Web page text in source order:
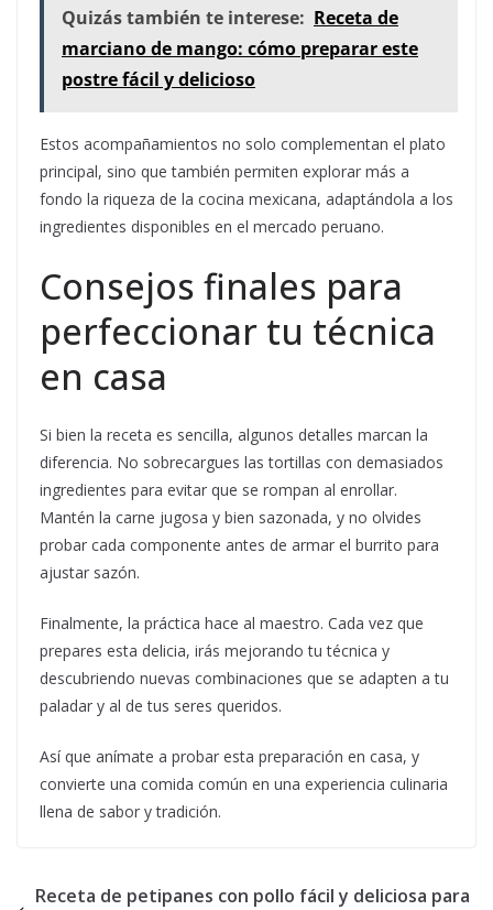
Quizás también te interese: Receta de
marciano de mango: cómo preparar este
postre fácil y delicioso
Estos acompañamientos no solo complementan el plato
principal, sino que también permiten explorar más a
fondo la riqueza de la cocina mexicana, adaptándola a los
ingredientes disponibles en el mercado peruano.
Consejos finales para
perfeccionar tu técnica
en casa
Si bien la receta es sencilla, algunos detalles marcan la
diferencia. No sobrecargues las tortillas con demasiados
ingredientes para evitar que se rompan al enrollar.
Mantén la carne jugosa y bien sazonada, y no olvides
probar cada componente antes de armar el burrito para
ajustar sazón.
Finalmente, la práctica hace al maestro. Cada vez que
prepares esta delicia, irás mejorando tu técnica y
descubriendo nuevas combinaciones que se adapten a tu
paladar y al de tus seres queridos.
Así que anímate a probar esta preparación en casa, y
convierte una comida común en una experiencia culinaria
llena de sabor y tradición.
Receta de petipanes con pollo fácil y deliciosa para